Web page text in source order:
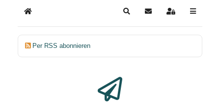
Home SearchUpdates abonnieren
Sign In
Per RSS abonnieren